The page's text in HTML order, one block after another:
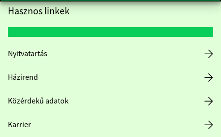
Hasznos linkek
Nyitvatartás
Házirend
Közérdekű adatok
Karrier